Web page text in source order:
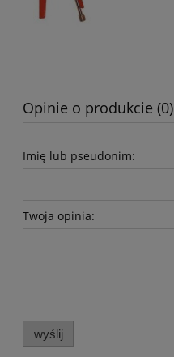
Opinie o produkcie (0)
Imię lub pseudonim:
Twoja opinia:
wyślij